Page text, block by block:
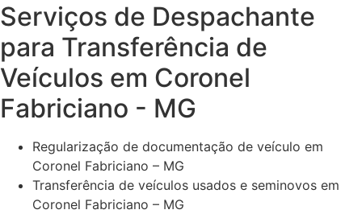
Serviços de Despachante
para Transferência de
Veículos em Coronel
Fabriciano - MG
Regularização de documentação de veículo em
Coronel Fabriciano – MG
Transferência de veículos usados e seminovos em
Coronel Fabriciano – MG